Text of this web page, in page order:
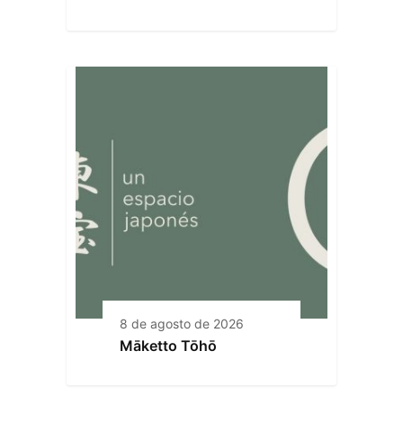
8 de agosto de 2026
Māketto Tōhō